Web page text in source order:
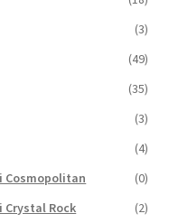
(3)
(49)
(35)
(3)
(4)
Cosmopolitan
(0)
Crystal Rock
(2)